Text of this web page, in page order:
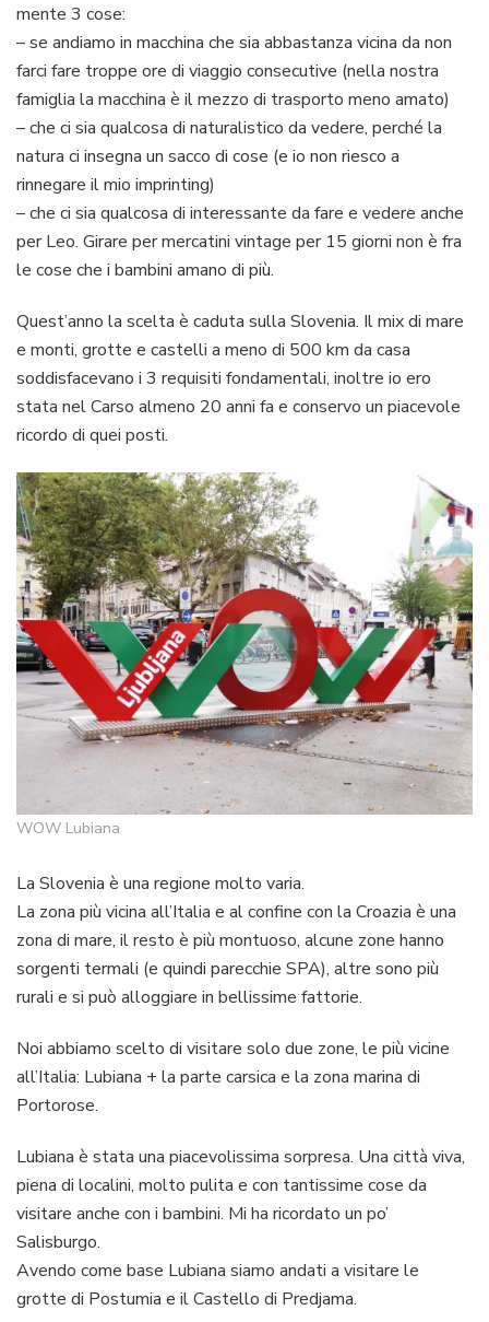
mente 3 cose:
– se andiamo in macchina che sia abbastanza vicina da non
farci fare troppe ore di viaggio consecutive (nella nostra
famiglia la macchina è il mezzo di trasporto meno amato)
– che ci sia qualcosa di naturalistico da vedere, perché la
natura ci insegna un sacco di cose (e io non riesco a
rinnegare il mio imprinting)
– che ci sia qualcosa di interessante da fare e vedere anche
per Leo. Girare per mercatini vintage per 15 giorni non è fra
le cose che i bambini amano di più.
Quest’anno la scelta è caduta sulla Slovenia. Il mix di mare
e monti, grotte e castelli a meno di 500 km da casa
soddisfacevano i 3 requisiti fondamentali, inoltre io ero
stata nel Carso almeno 20 anni fa e conservo un piacevole
ricordo di quei posti.
WOW Lubiana
La Slovenia è una regione molto varia.
La zona più vicina all’Italia e al confine con la Croazia è una
zona di mare, il resto è più montuoso, alcune zone hanno
sorgenti termali (e quindi parecchie SPA), altre sono più
rurali e si può alloggiare in bellissime fattorie.
Noi abbiamo scelto di visitare solo due zone, le più vicine
all’Italia: Lubiana + la parte carsica e la zona marina di
Portorose.
Lubiana è stata una piacevolissima sorpresa. Una città viva,
piena di localini, molto pulita e con tantissime cose da
visitare anche con i bambini. Mi ha ricordato un po’
Salisburgo.
Avendo come base Lubiana siamo andati a visitare le
grotte di Postumia e il Castello di Predjama.